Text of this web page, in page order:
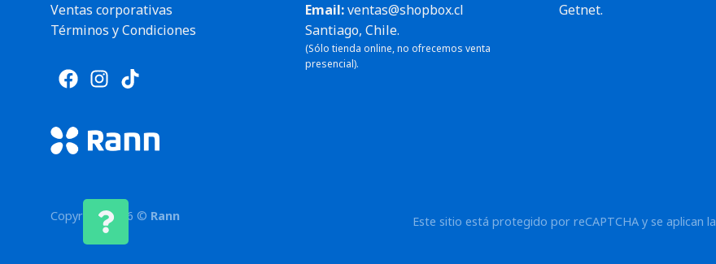
Ventas corporativas
Términos y Condiciones
Email:ventas@shopbox.cl
Santiago, Chile.
(Sólo tienda online, no ofrecemos venta
presencial).
Getnet.
Este sitio está protegido por reCAPTCHA y se aplican la
Copyright 2026 © Rann